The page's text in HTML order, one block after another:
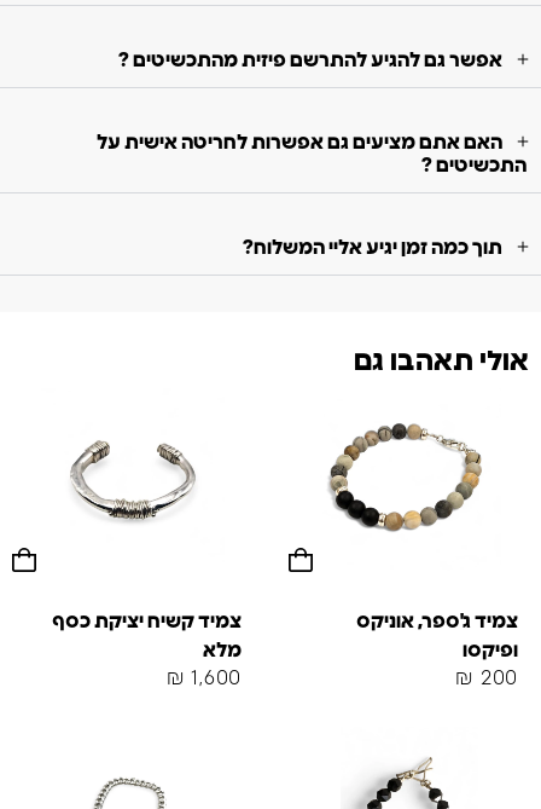
אפשר גם להגיע להתרשם פיזית מהתכשיטים ?
האם אתם מציעים גם אפשרות לחריטה אישית על
התכשיטים ?
תוך כמה זמן יגיע אליי המשלוח?
אולי תאהבו גם
צמיד ג'ספר, אוניקס
ופיקסו
₪ 200
צמיד קשיח יציקת כסף
מלא
₪ 1,600